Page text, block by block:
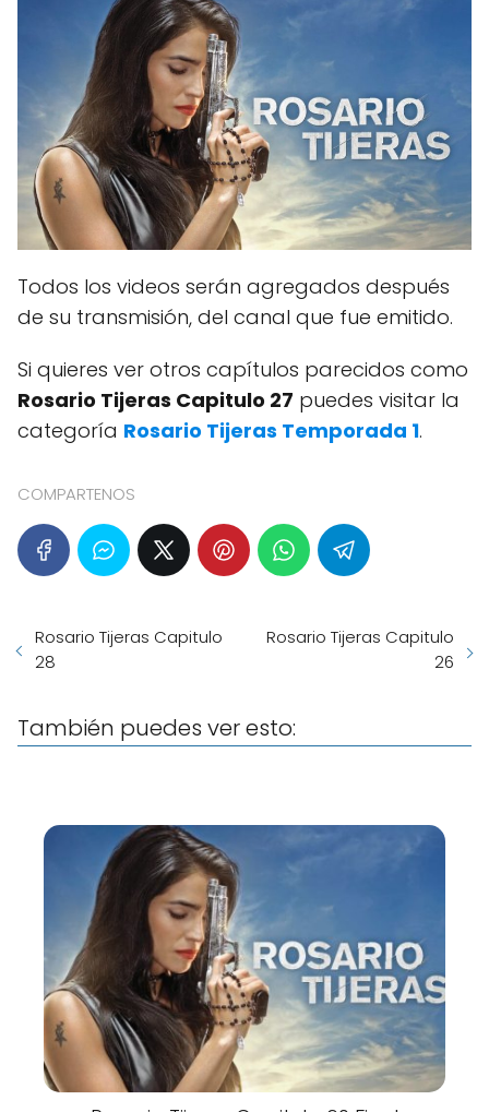
Todos los videos serán agregados después
de su transmisión, del canal que fue emitido.
Si quieres ver otros capítulos parecidos como
Rosario Tijeras Capitulo 27 puedes visitar la
categoría Rosario Tijeras Temporada 1.
COMPARTENOS
Rosario Tijeras Capitulo
28
Rosario Tijeras Capitulo
26
También puedes ver esto: